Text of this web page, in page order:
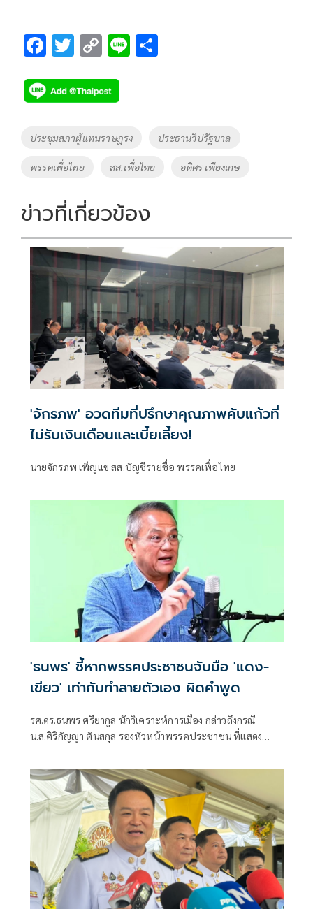
F
e
b
o
o
k
T
tt
er
C
p
y
Li
k
Li
Tags
ประชุมสภาผู้แทนราษฎรง ประธานวิปรัฐบาล
พรรคเพื่อไทย สส.เพื่อไทย อดิศร เพียงเกษ
ข่าวที่เกี่ยวข้อง
'จักรภพ' อวดทีมที่ปรึกษาคุณภาพคับแก้วที่
ไม่รับเงินเดือนและเบี้ยเลี้ยง!
นายจักรภพ เพ็ญแข สส.บัญชีรายชื่อ พรรคเพื่อไทย
'ธนพร' ชี้หากพรรคประชาชนจับมือ 'แดง-
เขียว' เท่ากับทำลายตัวเอง ผิดคำพูด
รศ.ดร.ธนพร ศรียากูล นักวิเคราะห์การเมือง กล่าวถึงกรณี
น.ส.ศิริกัญญา ตันสกุล รองหัวหน้าพรรคประชาชน ที่แสดง
พรรคภูมิใจไทย ก็จำเป็นต้องพูดคุยกับพรรคประชาชนด้วยว่า